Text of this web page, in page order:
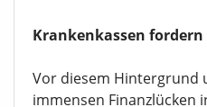
Wirtschaftsstandort
Krankenkassen fordern